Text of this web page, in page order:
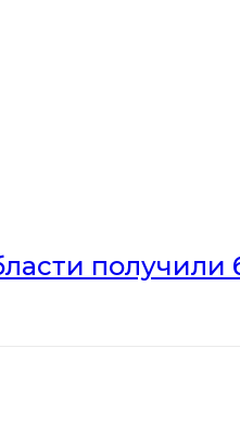
получили